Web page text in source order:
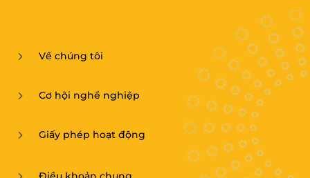
Về chúng tôi
Cơ hội nghề nghiệp
Giấy phép hoạt động